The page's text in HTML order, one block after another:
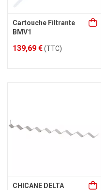
Cartouche Filtrante
BMV1
139,69 €(TTC)
CHICANE DELTA